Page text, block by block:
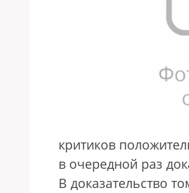
критиков
в очередной раз
В доказательство